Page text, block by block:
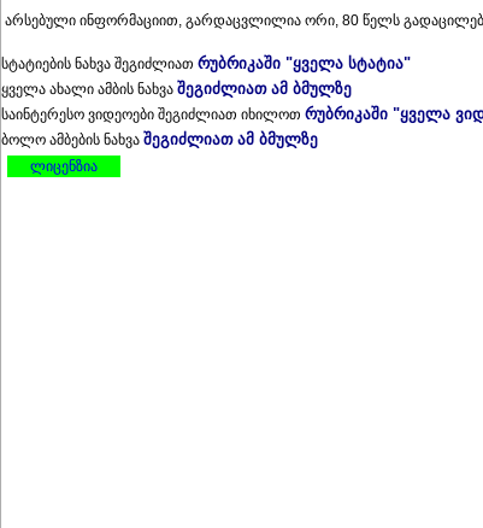
არსებული ინფორმაციით, გარდაცვლილია ორი, 80 წელს
სტატიების ნახვა შეგიძლიათ რუბრიკაში "ყველა სტატია"
ყველა ახალი ამბის ნახვა შეგიძლიათ ამ ბმულზე
საინტერესო ვიდეოები შეგიძლიათ იხილოთ რუბრიკაში "ყველა
ბოლო ამბების ნახვა შეგიძლიათ ამ ბმულზე
ლიცენზია